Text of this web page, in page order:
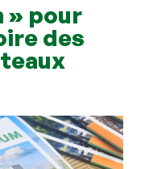
» pour
des